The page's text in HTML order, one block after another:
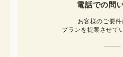
電話での問
お客様のご要
プランを提案させて